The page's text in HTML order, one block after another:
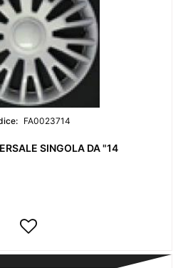
FA0023714
SINGOLA DA "14